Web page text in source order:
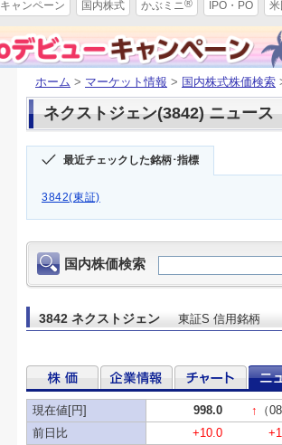
キャンペーン 国内株式 かぶミニ® IPO・PO
ホーム > マーケット情報 > 国内株式株価検索
ネクストジェン(3842) ニュース
最近チェックした銘柄･指標
3842(東証)